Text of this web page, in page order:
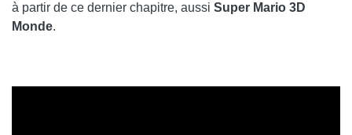
à partir de ce dernier chapitre, aussi Super Mario 3D
Monde.